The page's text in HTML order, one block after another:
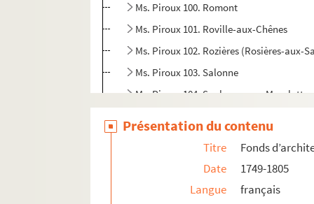
Ms. Piroux 100. Romont
Ms. Piroux 101. Roville-aux-Chênes
Ms. Piroux 102. Rozières (Rosières-aux-
Ms. Piroux 103. Salonne
Ms. Piroux 104. Saulxures-sur-Moselotte
Présentation du contenu
Titre
Fonds
Date
1749-1805
Langue
français